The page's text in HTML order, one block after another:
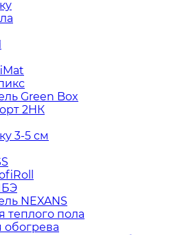
Green Box
2НК
3-5 см
NEXANS
теплого пола
обогрева